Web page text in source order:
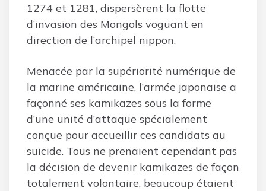
1274 et 1281, dispersèrent la flotte
d’invasion des Mongols voguant en
direction de l’archipel nippon.
Menacée par la supériorité numérique de
la marine américaine, l’armée japonaise a
façonné ses kamikazes sous la forme
d’une unité d’attaque spécialement
conçue pour accueillir ces candidats au
suicide. Tous ne prenaient cependant pas
la décision de devenir kamikazes de façon
totalement volontaire, beaucoup étaient